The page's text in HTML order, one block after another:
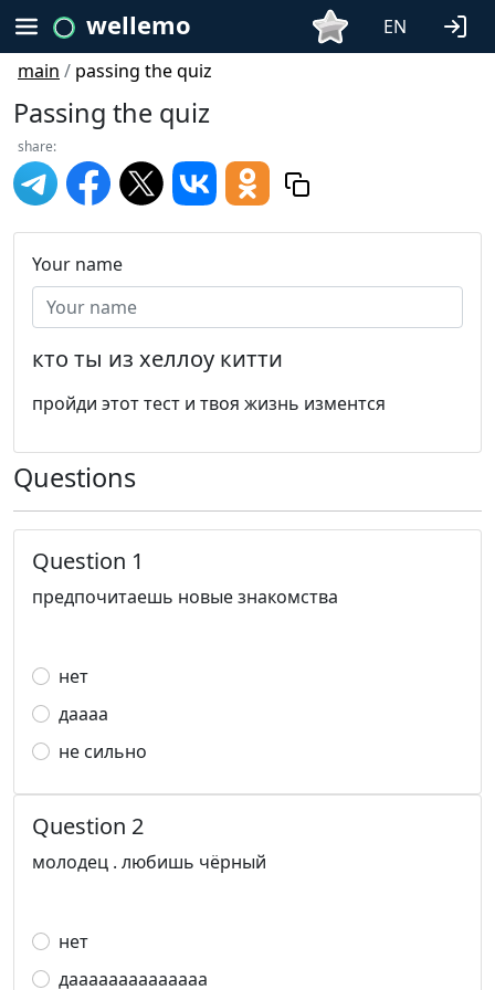
wellemo
EN
main / passing the quiz
Passing the quiz
share:
Your name
кто ты из хеллоу китти
пройди этот тест и твоя жизнь изментся
Questions
Question 1
предпочитаешь новые знакомства
нет
даааа
не сильно
Question 2
молодец . любишь чёрный
нет
даааааааааааааа